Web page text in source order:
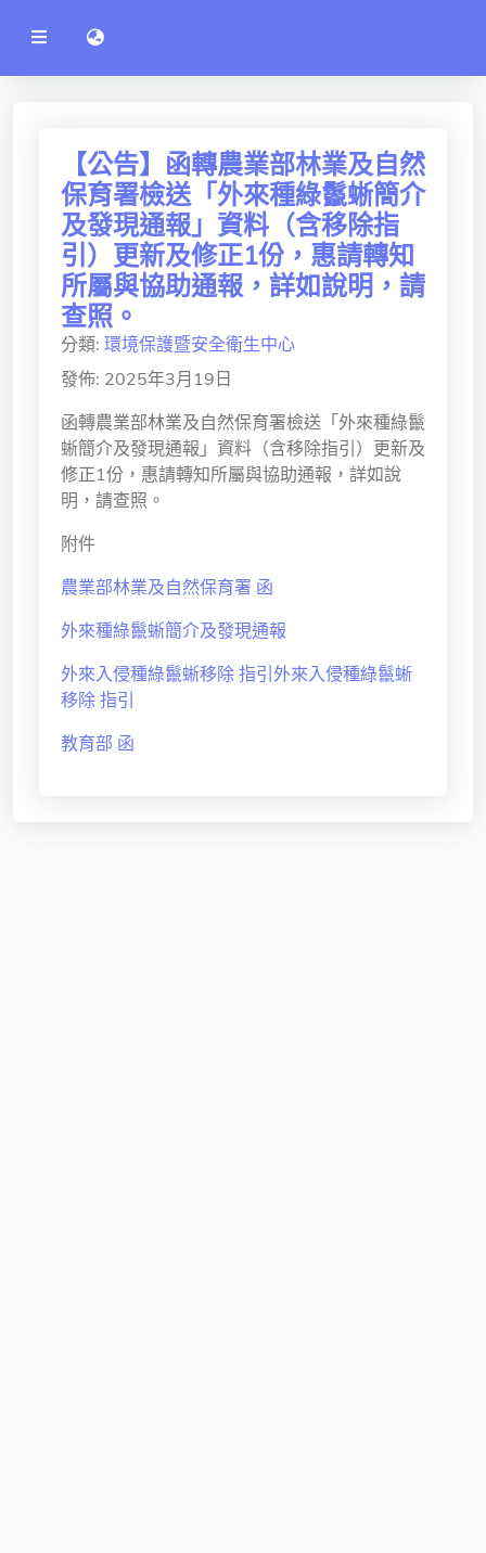
公
告
系
工程學院
資訊學院
管理學院
人文社社會學院
電機通訊學院
醫護學院
研究中心
通識教學部
獨立學術單位
語言切換 language switch
【公告】函轉農業部林業及自然
保育署檢送「外來種綠鬣蜥簡介
及發現通報」資料（含移除指
引）更新及修正1份，惠請轉知
所屬與協助通報，詳如說明，請
查照。
分類: 環境保護暨安全衛生中心
發佈: 2025年3月19日
函轉農業部林業及自然保育署檢送「外來種綠鬣
蜥簡介及發現通報」資料（含移除指引）更新及
修正1份，惠請轉知所屬與協助通報，詳如說
明，請查照。
附件
農業部林業及自然保育署 函
外來種綠鬣蜥簡介及發現通報
外來入侵種綠鬣蜥移除 指引外來入侵種綠鬣蜥
移除 指引
教育部 函